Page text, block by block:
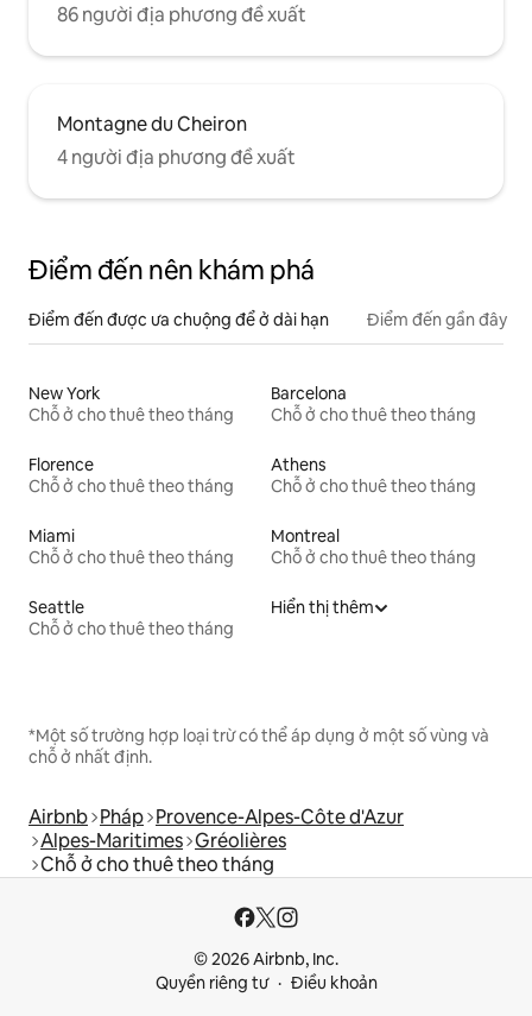
86 người địa phương đề xuất
Montagne du Cheiron
4 người địa phương đề xuất
Điểm đến nên khám phá
Điểm đến được ưa chuộng để ở dài hạn Điểm đến gần đây
New York
Chỗ ở cho thuê theo tháng
Barcelona
Chỗ ở cho thuê theo tháng
Florence
Chỗ ở cho thuê theo tháng
Athens
Chỗ ở cho thuê theo tháng
Miami
Chỗ ở cho thuê theo tháng
Montreal
Chỗ ở cho thuê theo tháng
Seattle
Chỗ ở cho thuê theo tháng
Hiển thị thêm
*Một số trường hợp loại trừ có thể áp dụng ở một số vùng và
chỗ ở nhất định.
Airbnb Pháp Provence-Alpes-Côte d'Azur
Alpes-Maritimes Gréolières
Chỗ ở cho thuê theo tháng
© 2026 Airbnb, Inc.
Quyền riêng tư
Điều khoản